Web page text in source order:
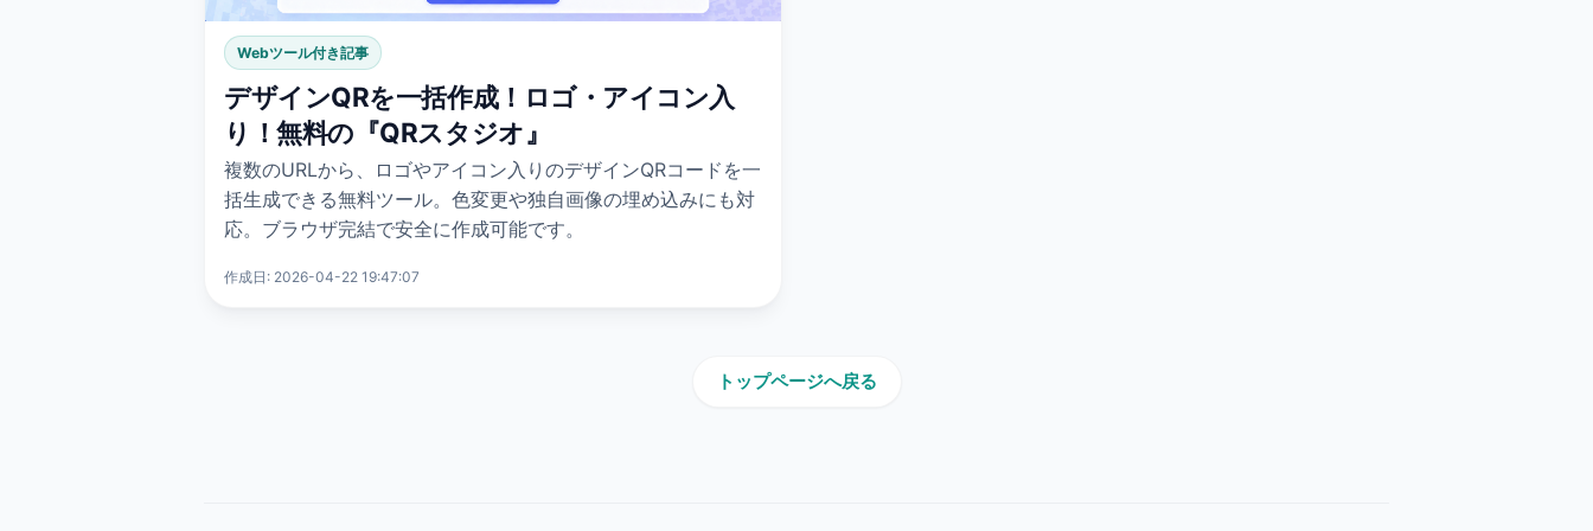
Webツール付き記事
デザインQRを一括作成！ロゴ・アイコン入
り！無料の『QRスタジオ』
複数のURLから、ロゴやアイコン入りのデザインQRコードを一
括生成できる無料ツール。色変更や独自画像の埋め込みにも対
応。ブラウザ完結で安全に作成可能です。
作成日: 2026-04-22 19:47:07
トップページへ戻る